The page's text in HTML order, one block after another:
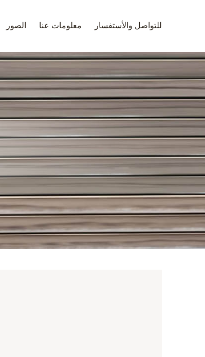
الصور معلومات عنا للتواصل والأستفسار